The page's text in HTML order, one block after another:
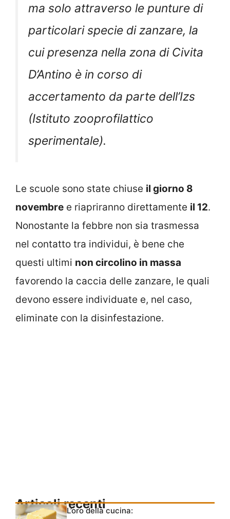
ma solo attraverso le punture di
particolari specie di zanzare, la
cui presenza nella zona di Civita
D’Antino è in corso di
accertamento da parte dell’Izs
(Istituto zooprofilattico
sperimentale).
Le scuole sono state chiuse il giorno 8
novembre e riapriranno direttamente il 12.
Nonostante la febbre non sia trasmessa
nel contatto tra individui, è bene che
questi ultimi non circolino in massa
favorendo la caccia delle zanzare, le quali
devono essere individuate e, nel caso,
eliminate con la disinfestazione.
Articoli recenti
L’oro della cucina: